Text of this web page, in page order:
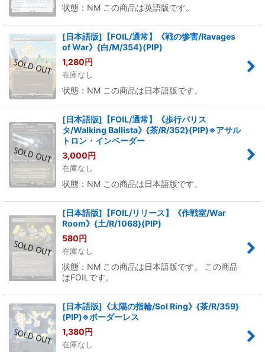
状態：NM この商品は英語版です。
[日本語版]【FOIL/通常】《戦の惨害/Ravages
of War》{白/M/354}(PIP)
1,280円
在庫なし
状態：NM この商品は日本語版です。
[日本語版]【FOIL/通常】《歩行バリス
タ/Walking Ballista》{茶/R/352}(PIP)※アサル
トロン・インベーダー
3,000円
在庫なし
状態：NM この商品は日本語版です。
[日本語版]【FOIL/リリース】《作戦室/War
Room》{土/R/1068}(PIP)
580円
在庫なし
状態：NM この商品は日本語版です。 この商品
はFOILです。
[日本語版]《太陽の指輪/Sol Ring》{茶/R/359}
(PIP)※ボーダーレス
1,380円
在庫なし